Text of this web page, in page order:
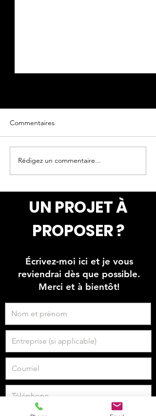
Oeuvre originale
Commentaires
Rédigez un commentaire...
UN PROJET À
PROPOSER ?
Écrivez-moi ici et je vous
reviendrai dès que possible.
Merci et à bientôt!